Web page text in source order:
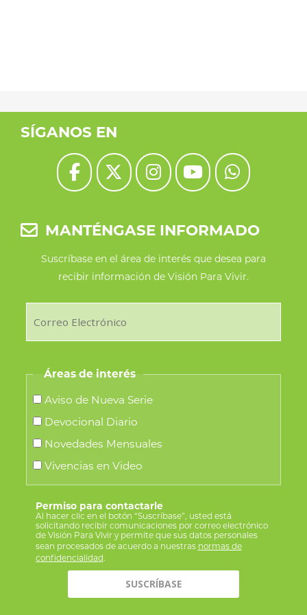
elegir
en
página
de
producto
SÍGANOS EN
MANTÉNGASE INFORMADO
Suscríbase en el área de interés que desea para
recibir información de Visión Para Vivir.
Áreas de interés
Aviso de Nueva Serie
Devocional Diario
Novedades Mensuales
Vivencias en Video
Permiso para contactarle
Al hacer clic en el botón “Suscríbase”, usted está
solicitando recibir comunicaciones por correo electrónico
de Visión Para Vivir y permite que sus datos personales
sean procesados de acuerdo a nuestras normas de
confidencialidad.